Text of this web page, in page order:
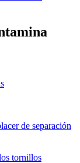
de separación
tornillos